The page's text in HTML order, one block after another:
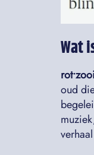
Wat
rot•zooi
oud